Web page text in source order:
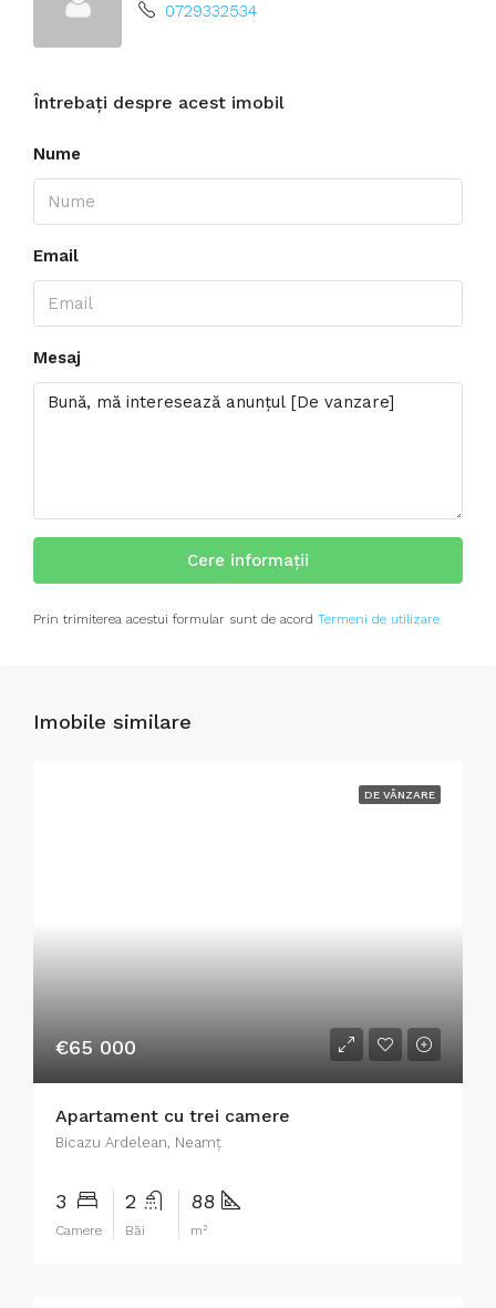
0729332534
Întrebați despre acest imobil
Nume
Email
Mesaj
Cere informații
Prin trimiterea acestui formular sunt de acord Termeni de utilizare
Imobile similare
DE VÂNZARE
€65 000
Apartament cu trei camere
Bicazu Ardelean, Neamț
3
Camere
2
Băi
88
m²